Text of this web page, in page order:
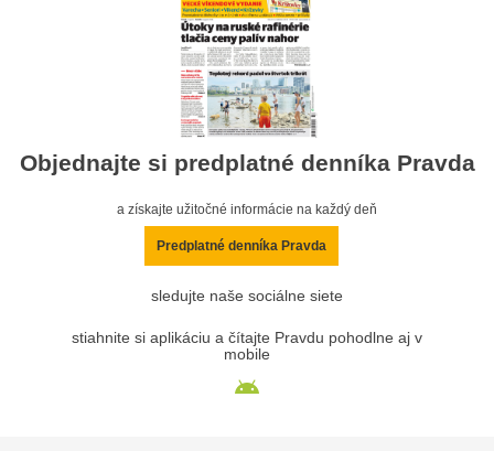
Objednajte si predplatné denníka Pravda
a získajte užitočné informácie na každý deň
Predplatné denníka Pravda
sledujte naše sociálne siete
stiahnite si aplikáciu a čítajte Pravdu pohodlne aj v
mobile